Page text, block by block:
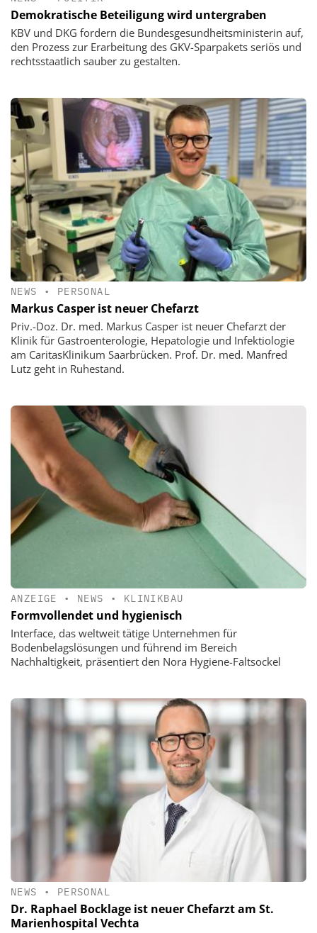
Demokratische Beteiligung wird untergraben
KBV und DKG fordern die Bundesgesundheitsministerin auf,
den Prozess zur Erarbeitung des GKV-Sparpakets seriös und
rechtsstaatlich sauber zu gestalten.
NEWS • PERSONAL
Markus Casper ist neuer Chefarzt
Priv.-Doz. Dr. med. Markus Casper ist neuer Chefarzt der
Klinik für Gastroenterologie, Hepatologie und Infektiologie
am CaritasKlinikum Saarbrücken. Prof. Dr. med. Manfred
Lutz geht in Ruhestand.
ANZEIGE • NEWS • KLINIKBAU
Formvollendet und hygienisch
Interface, das weltweit tätige Unternehmen für
Bodenbelagslösungen und führend im Bereich
Nachhaltigkeit, präsentiert den Nora Hygiene-Faltsockel
NEWS • PERSONAL
Dr. Raphael Bocklage ist neuer Chefarzt am St.
Marienhospital Vechta